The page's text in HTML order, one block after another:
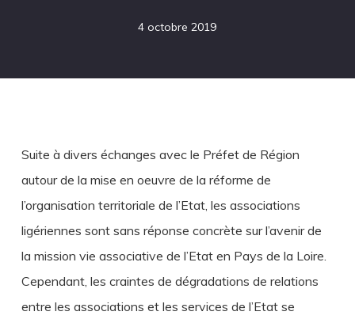
4 octobre 2019
Suite à divers échanges avec le Préfet de Région
autour de la mise en oeuvre de la réforme de
l’organisation territoriale de l’Etat, les associations
ligériennes sont sans réponse concrète sur l’avenir de
la mission vie associative de l’Etat en Pays de la Loire.
Cependant, les craintes de dégradations de relations
entre les associations et les services de l’Etat se